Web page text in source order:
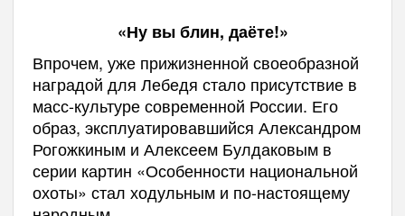
«Ну вы блин, даёте!»
Впрочем, уже прижизненной своеобразной
наградой для Лебедя стало присутствие в
масс-культуре современной России. Его
образ, эксплуатировавшийся Александром
Рогожкиным и Алексеем Булдаковым в
серии картин «Особенности национальной
охоты» стал ходульным и по-настоящему